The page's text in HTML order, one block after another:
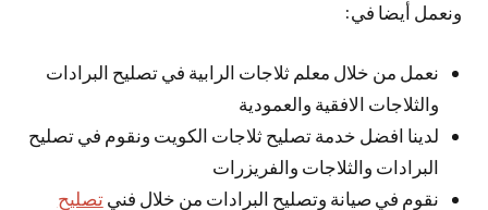
ونعمل أيضا في:
نعمل من خلال معلم ثلاجات الرابية في تصليح البرادات
والثلاجات الافقية والعمودية
لدينا افضل خدمة تصليح ثلاجات الكويت ونقوم في تصليح
البرادات والثلاجات والفريزرات
نقوم في صيانة وتصليح البرادات من خلال فنيتصليح